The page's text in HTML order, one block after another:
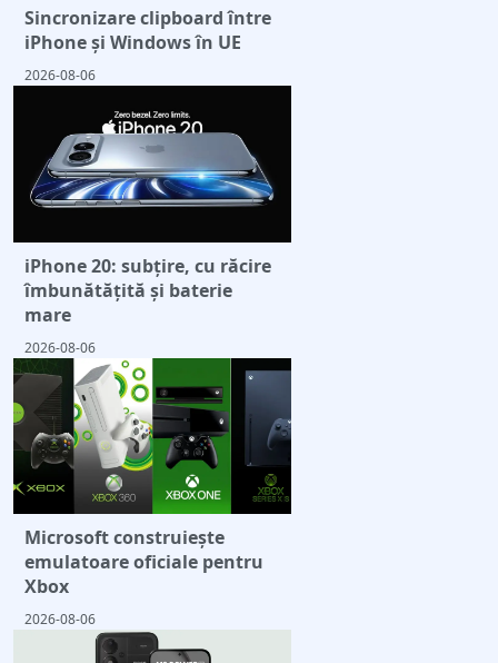
Sincronizare clipboard între
iPhone și Windows în UE
2026-08-06
iPhone 20: subțire, cu răcire
îmbunătățită și baterie
mare
2026-08-06
Microsoft construiește
emulatoare oficiale pentru
Xbox
2026-08-06